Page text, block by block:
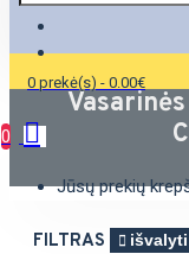
0 prekė(s) - 0.00€
0
Jūsų prekių
FILTRAS išvalyti